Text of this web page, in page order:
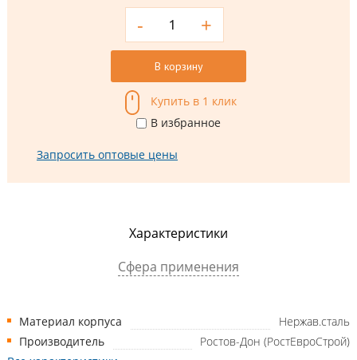
- +
В корзину
Купить в 1 клик
В избранное
Запросить оптовые цены
Характеристики
Сфера применения
Материал корпуса
Нержав.сталь
Производитель
Ростов-Дон (РостЕвроСтрой)